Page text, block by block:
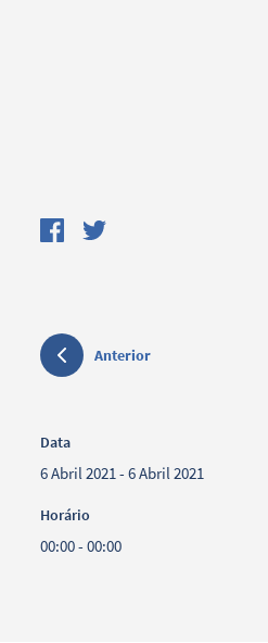
Anterior
Data
6 Abril 2021 - 6 Abril 2021
Horário
00:00 - 00:00